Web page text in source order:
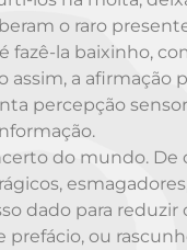
o raro
fazê-la baixinho,
a afirmação
percepção
do mundo. De
dado para reduzir
ou